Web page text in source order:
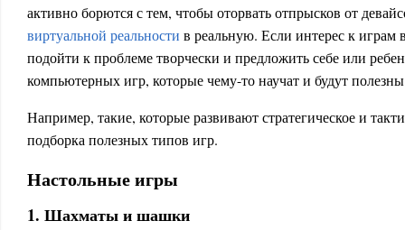
активно борются с тем, чтобы оторвать отпрысков от
виртуальной реальности в реальную. Если интерес к
подойти к проблеме творчески и предложить себе или
компьютерных игр, которые чему-то научат и будут
Например, такие, которые развивают стратегическое и
подборка полезных типов игр.
Настольные игры
1. Шахматы и шашки